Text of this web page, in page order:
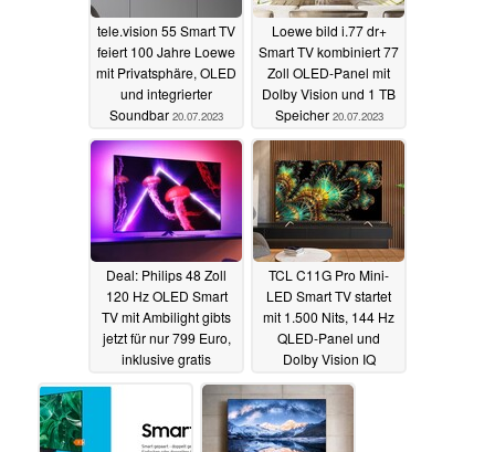
tele.vision 55 Smart TV
feiert 100 Jahre Loewe
mit Privatsphäre, OLED
und integrierter
Soundbar 20.07.2023
Loewe bild i.77 dr+
Smart TV kombiniert 77
Zoll OLED-Panel mit
Dolby Vision und 1 TB
Speicher 20.07.2023
Deal: Philips 48 Zoll
120 Hz OLED Smart
TV mit Ambilight gibts
jetzt für nur 799 Euro,
inklusive gratis
19.07.2023
TCL C11G Pro Mini-
LED Smart TV startet
mit 1.500 Nits, 144 Hz
QLED-Panel und
Dolby Vision IQ
17.07.2023